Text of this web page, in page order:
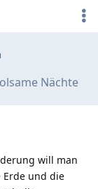
Nächte
will man
und die